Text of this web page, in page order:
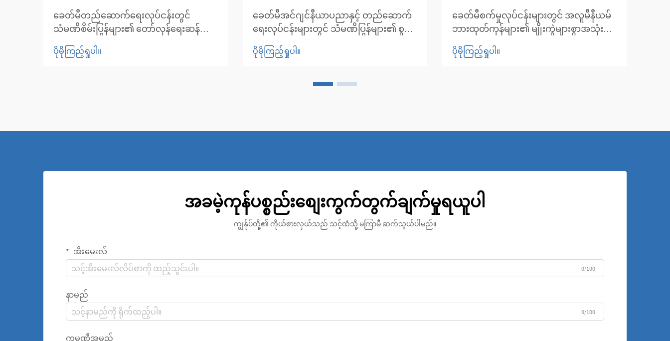
ခေတ်မီတည်ဆောက်ရေးလုပ်ငန်းတွင်
သံမဏိစိမ်းပြွန်များ၏ တော်လှန်ရေးဆန်
မိုးလေဝသဆိုင်ရာ အမြဲပြောင်းလဲနေသော
ပိုမိုကြည့်ရှုပါ။
ခေတ်မီအင်ဂျင်နီယာပညာနှင့် တည်ဆောက်
ရေးလုပ်ငန်းများတွင် သံမဏိပြွန်များ၏ စွမ်း
ခေတ် စက်မှုအင်ဂျင်နီယာပညာနှင့်
အလျောက် သံမဏိပြွန်များသည် ခိုင်မာမှု၊
ပိုမိုကြည့်ရှုပါ။
ခေတ်မီစက်မှုလုပ်ငန်းများတွင် အလူမီနီယမ်
ဘားထုတ်ကုန်များ၏ မျိုးကွဲများစွာအသုံးဝင်
သည့်ဂုဏ်သတ္တိတို့ကို ပေါင်းစပ်ထား
ပိုမိုကြည့်ရှုပါ။
အခမဲ့ကုန်ပစ္စည်းစျေးကွက်တွက်ချက်မှုရယူပါ
ကျွန်ုပ်တို့၏ ကိုယ်စားလှယ်သည် သင့်ထံသို့ မကြာမီ ဆက်သွယ်ပါမည်။
အီးမေးလ်
0/100
နာမည်
0/100
ကုမ္ပဏီအမည်